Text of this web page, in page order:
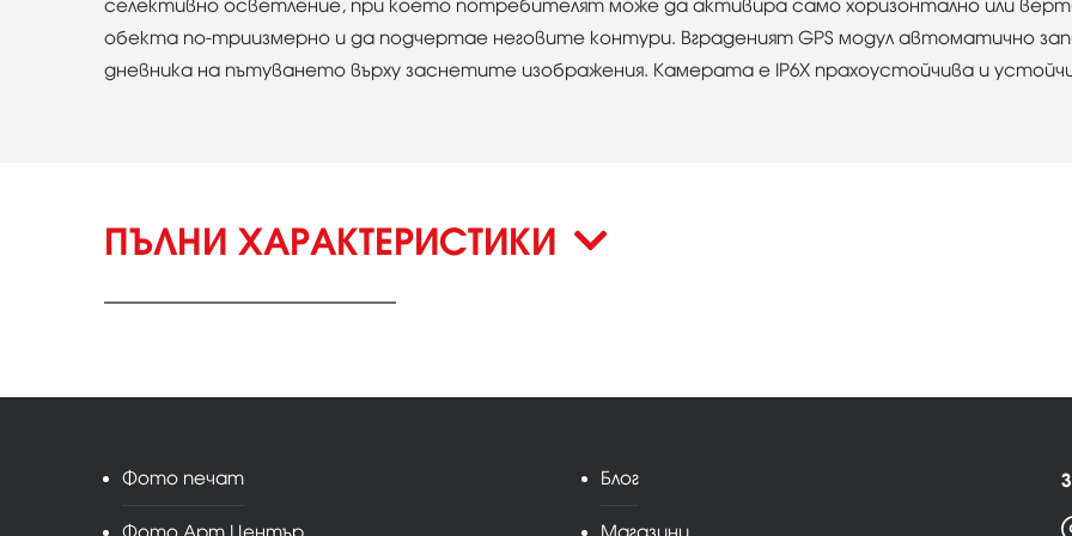
селективно осветление, при което потребителят може да активира само хоризонтално или
обекта по-триизмерно и да подчертае неговите контури. Вграденият GPS модул автоматично
дневника на пътуването върху заснетите изображения. Камерата е IP6X прахоустойчива и
ПЪЛНИ ХАРАКТЕРИСТИКИ
Фото печат
Фото Арт Център
Блог
Магазини